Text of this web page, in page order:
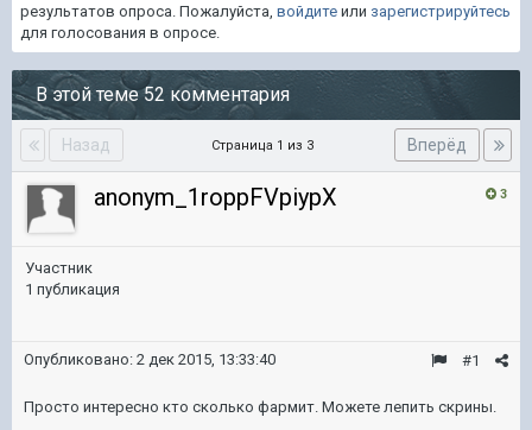
результатов опроса. Пожалуйста, войдите или зарегистрируйтесь
для голосования в опросе.
В этой теме 52 комментария
Назад Вперёд
Страница 1 из 3
3
anonym_1roppFVpiypX
Участник
1 публикация
#1
Опубликовано: 2 дек 2015, 13:33:40
Просто интересно кто сколько фармит. Можете лепить скрины.